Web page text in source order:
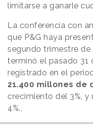
limitarse a ganarle
La conferencia con
que P&G haya
segundo trimestre
terminó el pasado 31
registrado en el
21.400 millones de
crecimiento del 3%,
4%.,